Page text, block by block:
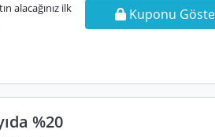
alacağınız ilk
Kuponu
%20